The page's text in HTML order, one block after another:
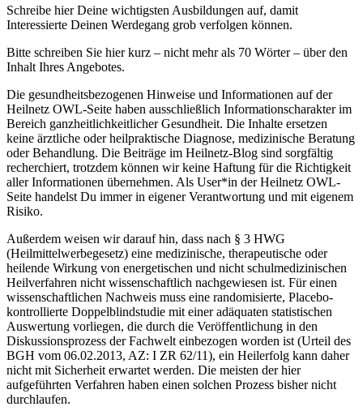
Schreibe hier Deine wichtigsten Ausbildungen auf, damit
Interessierte Deinen Werdegang grob verfolgen können.
Bitte schreiben Sie hier kurz – nicht mehr als 70 Wörter – über den
Inhalt Ihres Angebotes.
Die gesundheitsbezogenen Hinweise und Informationen auf der
Heilnetz OWL-Seite haben ausschließlich Informationscharakter im
Bereich ganzheitlichkeitlicher Gesundheit. Die Inhalte ersetzen
keine ärztliche oder heilpraktische Diagnose, medizinische Beratung
oder Behandlung. Die Beiträge im Heilnetz-Blog sind sorgfältig
recherchiert, trotzdem können wir keine Haftung für die Richtigkeit
aller Informationen übernehmen. Als User*in der Heilnetz OWL-
Seite handelst Du immer in eigener Verantwortung und mit eigenem
Risiko.
Außerdem weisen wir darauf hin, dass nach § 3 HWG
(Heilmittelwerbegesetz) eine medizinische, therapeutische oder
heilende Wirkung von energetischen und nicht schulmedizinischen
Heilverfahren nicht wissenschaftlich nachgewiesen ist. Für einen
wissenschaftlichen Nachweis muss eine randomisierte, Placebo-
kontrollierte Doppelblindstudie mit einer adäquaten statistischen
Auswertung vorliegen, die durch die Veröffentlichung in den
Diskussionsprozess der Fachwelt einbezogen worden ist (Urteil des
BGH vom 06.02.2013, AZ: I ZR 62/11), ein Heilerfolg kann daher
nicht mit Sicherheit erwartet werden. Die meisten der hier
aufgeführten Verfahren haben einen solchen Prozess bisher nicht
durchlaufen.